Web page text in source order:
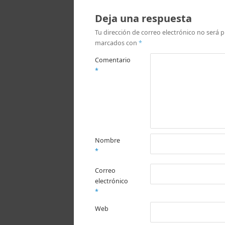
Deja una respuesta
Tu dirección de correo electrónico no será
marcados con *
Comentario
*
Nombre
*
Correo
electrónico
*
Web